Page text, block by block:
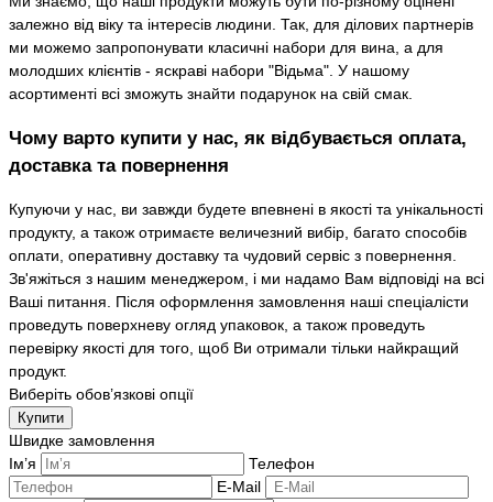
залежно від віку та інтересів людини. Так, для ділових партнерів
ми можемо запропонувати класичні набори для вина, а для
молодших клієнтів - яскраві набори "Відьма". У нашому
асортименті всі зможуть знайти подарунок на свій смак.
Чому варто купити у нас, як відбувається оплата,
доставка та повернення
Купуючи у нас, ви завжди будете впевнені в якості та унікальності
продукту, а також отримаєте величезний вибір, багато способів
оплати, оперативну доставку та чудовий сервіс з повернення.
Зв'яжіться з нашим менеджером, і ми надамо Вам відповіді на всі
Ваші питання. Після оформлення замовлення наші спеціалісти
проведуть поверхневу огляд упаковок, а також проведуть
перевірку якості для того, щоб Ви отримали тільки найкращий
продукт.
Виберіть обов’язкові опції
Купити
Швидке замовлення
Ім’я
Телефон
E-Mail